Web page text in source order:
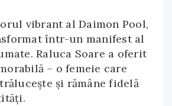
vibrant al Daimon Pool,
într-un manifest al
Raluca Soare a oferit
– o femeie care
și rămâne fidelă